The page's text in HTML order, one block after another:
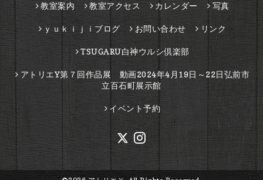
教室案内 教室アクセス カレンダー 写真
ｙｕｋｉｊｉブログ お問い合わせ リンク
TSUGARU白神ウルシ倶楽部
アトリエY第７回作品展 動画2024年4月19日～22日弘前市
立百石町展示館
イベント予約